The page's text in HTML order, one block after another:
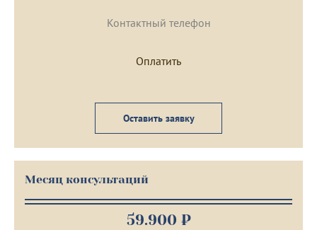
Оставить заявку
Месяц консультаций
59.900 ₽